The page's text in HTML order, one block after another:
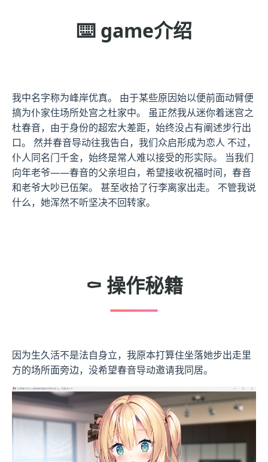
⌨️ game介绍
我中名字称为峰岸优真。 由于某些原因始以便前面动臂便
搞为仆家住场所处宫之杜家中。 虽正然我从迷你着迷宫之
杜春音，由于身份的超宏大差距，始终没占有阐述步行出
口。 然并春音导动往我告白，我们众启形成为恋人 不过，
仆人同名门千金，始终是常人难以接受的形实际。 当我们
向年老爷——春音的父亲坦白，希望接收祝福时间，春音
和老爷大吵已伍架。 甚至收拾了行李离家出走。 不管我说
什么，她浑然不听坚决不回转家。
⚰️ 操作秘籍
因为生久活不是法自身立，我原本打算住坐落她步出走里
方的场所面旁边，没希望春音导动邀请我同居。